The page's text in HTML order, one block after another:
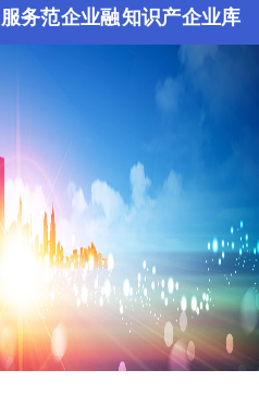
服务范企业融知识产企业库